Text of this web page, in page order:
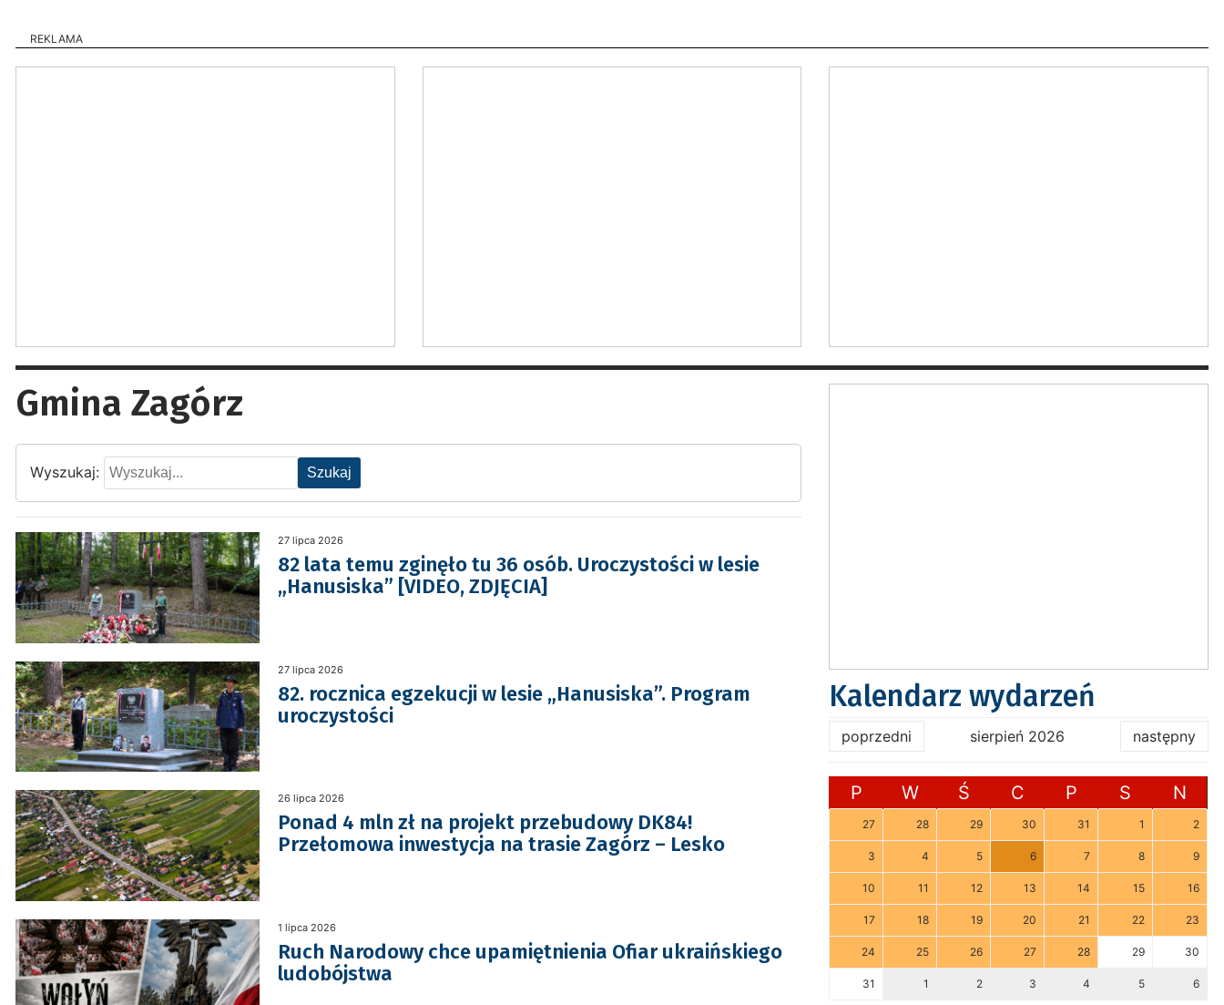
REKLAMA
Gmina Zagórz
Wyszukaj: Szukaj
27 lipca 2026
82 lata temu zginęło tu 36 osób. Uroczystości w lesie
„Hanusiska” [VIDEO, ZDJĘCIA]
27 lipca 2026
82. rocznica egzekucji w lesie „Hanusiska”. Program
uroczystości
26 lipca 2026
Ponad 4 mln zł na projekt przebudowy DK84!
Przełomowa inwestycja na trasie Zagórz – Lesko
1 lipca 2026
Ruch Narodowy chce upamiętnienia Ofiar ukraińskiego
ludobójstwa
Kalendarz wydarzeń
poprzedni sierpień 2026 następny
P W Ś C P S N
27 28 29 30 31 1 2
3 4 5 6 7 8 9
10 11 12 13 14 15 16
17 18 19 20 21 22 23
24 25 26 27 28 29 30
31 1 2 3 4 5 6